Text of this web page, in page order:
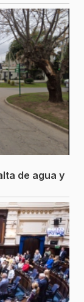
de agua y